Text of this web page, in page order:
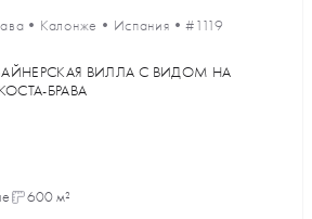
• Калонже • Испания •#1119
ВИЛЛА С ВИДОМ НА
БРАВА
600 м²